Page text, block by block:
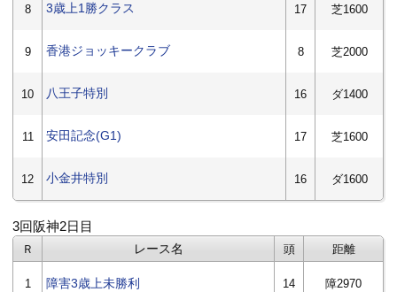
8 3歳上1勝クラス 17 芝1600
9 香港ジョッキークラブ 8 芝2000
10 八王子特別 16 ダ1400
11 安田記念(G1) 17 芝1600
12 小金井特別 16 ダ1600
3回阪神2日目
Ｒ レース名 頭 距離
1 障害3歳上未勝利 14 障2970